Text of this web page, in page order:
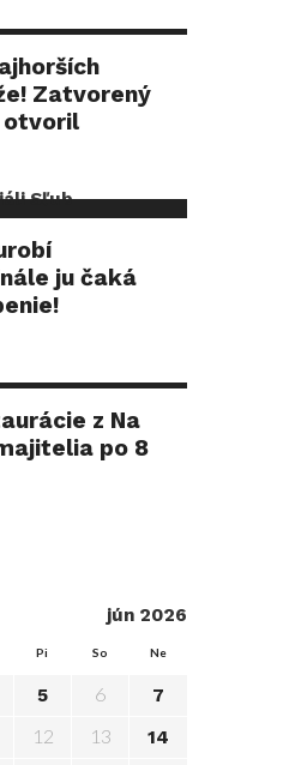
Zatvorený
otvoril
ju čaká
z Na
po 8
jún 2026
Pi So Ne
5 6 7
12 13 14